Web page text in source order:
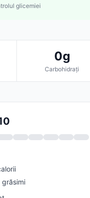
glicemiei
0g
Carbohidrați
grăsimi